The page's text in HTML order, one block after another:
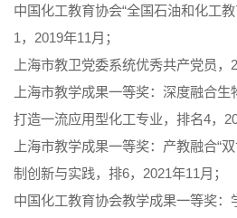
中国化工教育协会“全国石油和化工
1，2019年11月；
上海市教卫党委系统优秀共产党员，
上海市教学成果一等奖：深度融合生
打造一流应用型化工专业，排名4，
上海市教学成果一等奖：产教融合“
制创新与实践，排6，2021年11月；
中国化工教育协会教学成果一等奖：